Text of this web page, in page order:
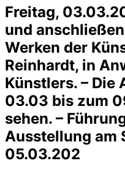
Freitag,
und
Werken der
Reinhardt, in
Künstlers. – Die
03.03 bis zum
sehen. –
Ausstellung am
05.03.202